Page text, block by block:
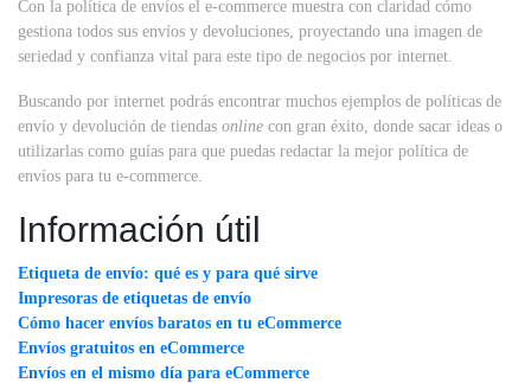
Con la política de envíos el e-commerce muestra con claridad cómo
gestiona todos sus envíos y devoluciones, proyectando una imagen de
seriedad y confianza vital para este tipo de negocios por internet.
Buscando por internet podrás encontrar muchos ejemplos de políticas de
envío y devolución de tiendas online con gran éxito, donde sacar ideas o
utilizarlas como guías para que puedas redactar la mejor política de
envíos para tu e-commerce.
Información útil
Etiqueta de envío: qué es y para qué sirve
Impresoras de etiquetas de envío
Cómo hacer envíos baratos en tu eCommerce
Envíos gratuitos en eCommerce
Envíos en el mismo día para eCommerce